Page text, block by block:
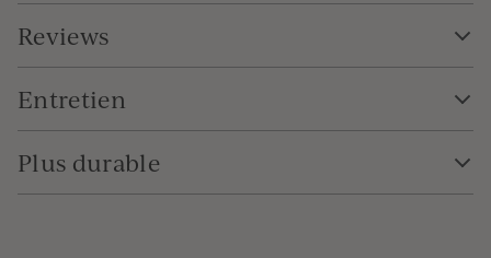
Reviews
Entretien
Plus durable